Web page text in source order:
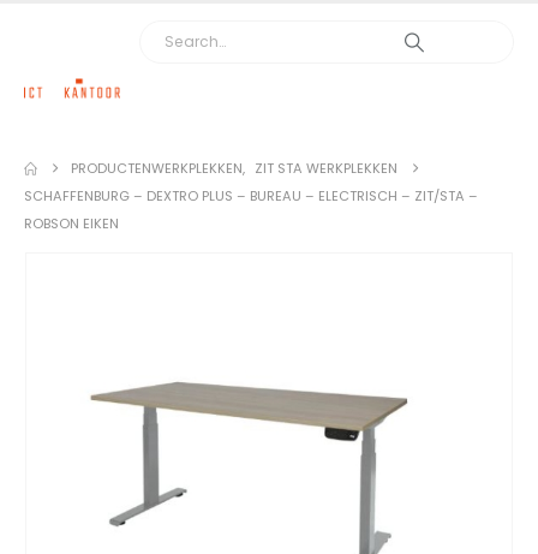
PRODUCTENWERKPLEKKEN, ZIT STA WERKPLEKKEN
SCHAFFENBURG – DEXTRO PLUS – BUREAU – ELECTRISCH – ZIT/STA –
ROBSON EIKEN